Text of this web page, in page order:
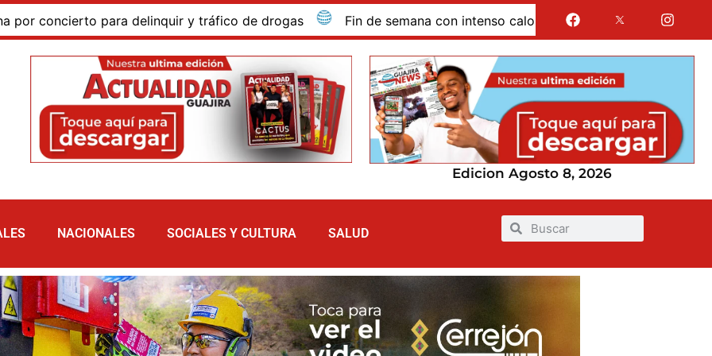
para delinquir y tráfico de drogas Fin de semana con intenso calor: temperaturas podrían alcanzar
Edicion Agosto 8, 2026
NACIONALES SOCIALES Y CULTURA SALUD